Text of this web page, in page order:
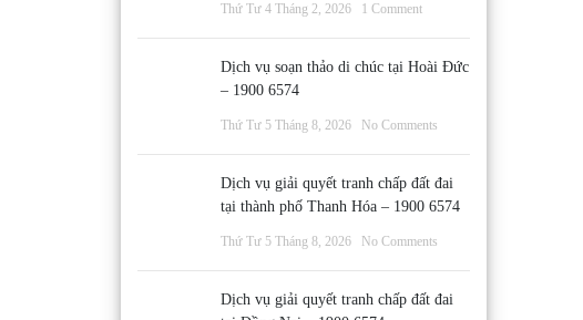
Thứ Tư 4 Tháng 2, 2026 1 Comment
Dịch vụ soạn thảo di chúc tại Hoài Đức
– 1900 6574
Thứ Tư 5 Tháng 8, 2026 No Comments
Dịch vụ giải quyết tranh chấp đất đai
tại thành phố Thanh Hóa – 1900 6574
Thứ Tư 5 Tháng 8, 2026 No Comments
Dịch vụ giải quyết tranh chấp đất đai